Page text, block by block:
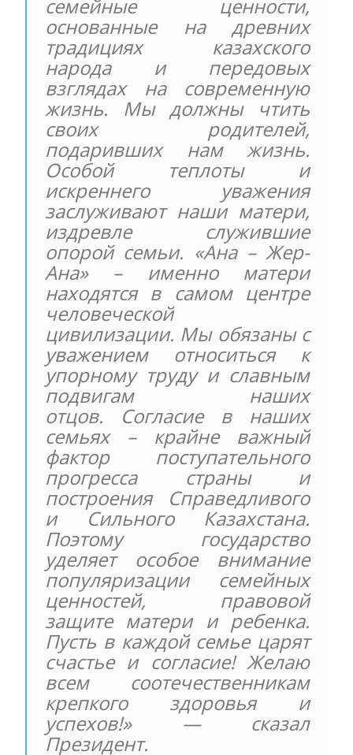
семейные ценности,
основанные на древних
традициях казахского
народа и передовых
взглядах на современную
жизнь. Мы должны чтить
своих родителей,
подаривших нам жизнь.
Особой теплоты и
искреннего уважения
заслуживают наши матери,
издревле служившие
опорой семьи. «Ана – Жер-
Ана» – именно матери
находятся в самом центре
человеческой
цивилизации. Мы обязаны с
уважением относиться к
упорному труду и славным
подвигам наших
отцов. Согласие в наших
семьях – крайне важный
фактор поступательного
прогресса страны и
построения Справедливого
и Сильного Казахстана.
Поэтому государство
уделяет особое внимание
популяризации семейных
ценностей, правовой
защите матери и ребенка.
Пусть в каждой семье царят
счастье и согласие! Желаю
всем соотечественникам
крепкого здоровья и
успехов!» — сказал
Президент.